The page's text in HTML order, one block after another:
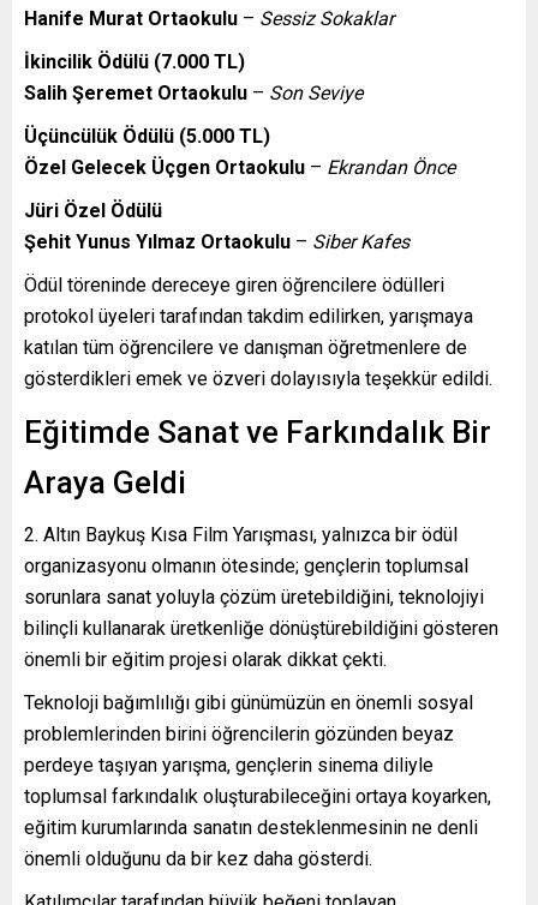
Hanife Murat Ortaokulu – Sessiz Sokaklar
İkincilik Ödülü (7.000 TL)
Salih Şeremet Ortaokulu – Son Seviye
Üçüncülük Ödülü (5.000 TL)
Özel Gelecek Üçgen Ortaokulu – Ekrandan Önce
Jüri Özel Ödülü
Şehit Yunus Yılmaz Ortaokulu – Siber Kafes
Ödül töreninde dereceye giren öğrencilere ödülleri
protokol üyeleri tarafından takdim edilirken, yarışmaya
katılan tüm öğrencilere ve danışman öğretmenlere de
gösterdikleri emek ve özveri dolayısıyla teşekkür edildi.
Eğitimde Sanat ve Farkındalık Bir
Araya Geldi
Altın Baykuş Kısa Film Yarışması, yalnızca bir ödül
organizasyonu olmanın ötesinde; gençlerin toplumsal
sorunlara sanat yoluyla çözüm üretebildiğini, teknolojiyi
bilinçli kullanarak üretkenliğe dönüştürebildiğini gösteren
önemli bir eğitim projesi olarak dikkat çekti.
Teknoloji bağımlılığı gibi günümüzün en önemli sosyal
problemlerinden birini öğrencilerin gözünden beyaz
perdeye taşıyan yarışma, gençlerin sinema diliyle
toplumsal farkındalık oluşturabileceğini ortaya koyarken,
eğitim kurumlarında sanatın desteklenmesinin ne denli
önemli olduğunu da bir kez daha gösterdi.